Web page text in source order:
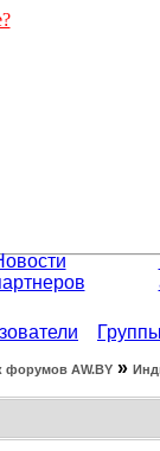
форумов АW.BY »